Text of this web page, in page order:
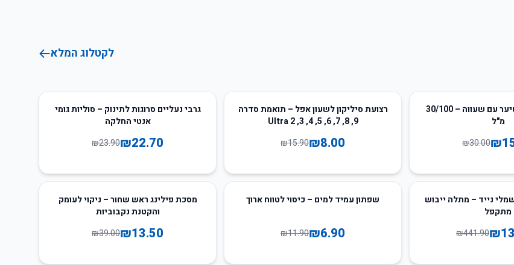
לקטלוג המלא
ספריי להסרת שיער עם שעווה – 30/100
מ"ל
₪
₪30.00
50%רצועת סיליקון לשעון אפל – תואמת סדרה
9, 8, 7, 6, 5, 4, 3, Ultra 2
₪8.00
₪15.90
5
גרבי נעליים סרוגות לתינוק – סוליות גומי
אנטי החלקה
₪22.70
₪23.90
נייד – מתלה ייבוש
מתקפל
₪
₪441.90
42שפתון עמיד למים – כיסוי לטווח ארוך
₪6.90
₪11.90
65
מסכת פילינג ראש שחור – ניקוי לעומק
והקטנת נקבוביות
₪13.50
₪39.00